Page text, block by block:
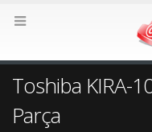
Toshiba KIRA-
Parça